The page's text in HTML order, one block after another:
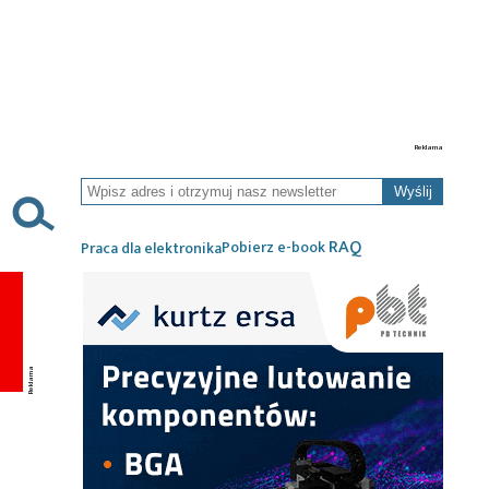
Wyślij
Praca dla elektronikaPobierz e-bookRAQ